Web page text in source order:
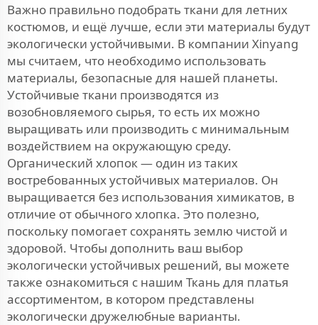
Важно правильно подобрать ткани для летних
костюмов, и ещё лучше, если эти материалы будут
экологически устойчивыми. В компании Xinyang
мы считаем, что необходимо использовать
материалы, безопасные для нашей планеты.
Устойчивые ткани производятся из
возобновляемого сырья, то есть их можно
выращивать или производить с минимальным
воздействием на окружающую среду.
Органический хлопок — один из таких
востребованных устойчивых материалов. Он
выращивается без использования химикатов, в
отличие от обычного хлопка. Это полезно,
поскольку помогает сохранять землю чистой и
здоровой. Чтобы дополнить ваш выбор
экологически устойчивых решений, вы можете
также ознакомиться с нашим Ткань для платья
ассортиментом, в котором представлены
экологически дружелюбные варианты.